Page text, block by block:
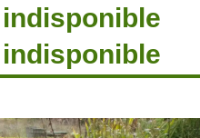
indisponible
indisponible